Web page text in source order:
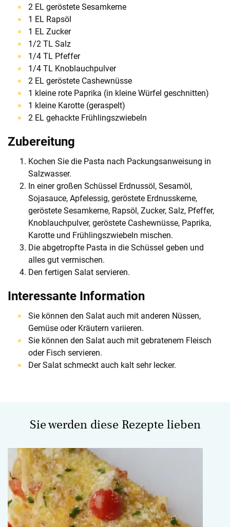
2 EL geröstete Sesamkerne
1 EL Rapsöl
1 EL Zucker
1/2 TL Salz
1/4 TL Pfeffer
1/4 TL Knoblauchpulver
2 EL geröstete Cashewnüsse
1 kleine rote Paprika (in kleine Würfel geschnitten)
1 kleine Karotte (geraspelt)
2 EL gehackte Frühlingszwiebeln
Zubereitung
Kochen Sie die Pasta nach Packungsanweisung in
Salzwasser.
In einer großen Schüssel Erdnussöl, Sesamöl,
Sojasauce, Apfelessig, geröstete Erdnusskerne,
geröstete Sesamkerne, Rapsöl, Zucker, Salz, Pfeffer,
Knoblauchpulver, geröstete Cashewnüsse, Paprika,
Karotte und Frühlingszwiebeln mischen.
Die abgetropfte Pasta in die Schüssel geben und
alles gut vermischen.
Den fertigen Salat servieren.
Interessante Information
Sie können den Salat auch mit anderen Nüssen,
Gemüse oder Kräutern variieren.
Sie können den Salat auch mit gebratenem Fleisch
oder Fisch servieren.
Der Salat schmeckt auch kalt sehr lecker.
Sie werden diese Rezepte lieben